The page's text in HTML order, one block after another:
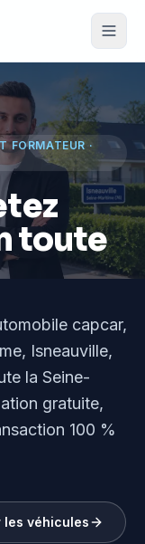
FORMATEUR ·
toute
capcar,
Isneauville,
la Seine-
gratuite,
100 %
les véhicules